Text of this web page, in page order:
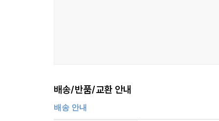
배송/반품/교환 안내
배송 안내